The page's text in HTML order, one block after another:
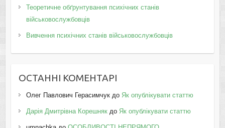
Теоретичне обґрунтування психічних станів
військовослужбовців
Вивчення психічних станів військовослужбовців
ОСТАННІ КОМЕНТАРІ
Олег Павлович Герасимчукдо Як опублікувати статтю
Дарія Дмитрівна Корешнякдо Як опублікувати статтю